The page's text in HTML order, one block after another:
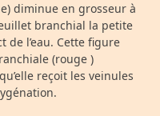
diminue en grosseur à
branchial la petite
de l’eau. Cette figure
(rouge )
reçoit les veinules